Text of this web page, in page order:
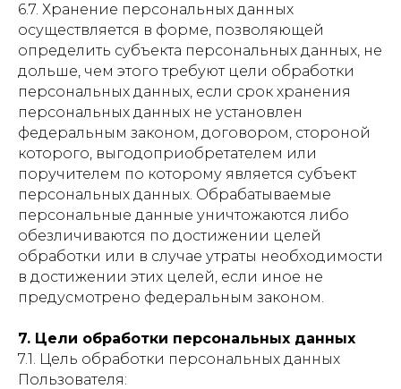
6.7. Хранение персональных данных
осуществляется в форме, позволяющей
определить субъекта персональных данных, не
дольше, чем этого требуют цели обработки
персональных данных, если срок хранения
персональных данных не установлен
федеральным законом, договором, стороной
которого, выгодоприобретателем или
поручителем по которому является субъект
персональных данных. Обрабатываемые
персональные данные уничтожаются либо
обезличиваются по достижении целей
обработки или в случае утраты необходимости
в достижении этих целей, если иное не
предусмотрено федеральным законом.
7. Цели обработки персональных данных
7.1. Цель обработки персональных данных
Пользователя: